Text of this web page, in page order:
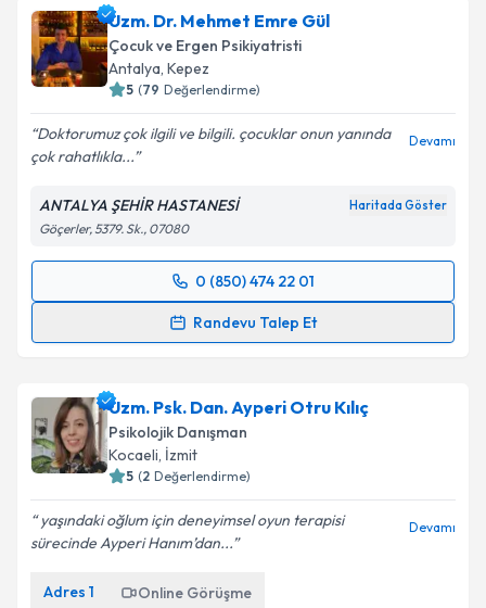
Uzm. Dr. Mehmet Emre Gül
Çocuk ve Ergen Psikiyatristi
Antalya, Kepez
5 (79 Değerlendirme)
Doktorumuz çok ilgili ve bilgili. çocuklar onun yanında
çok rahatlıkla...
Devamı
ANTALYA ŞEHİR HASTANESİ Haritada Göster
Göçerler, 5379. Sk., 07080
0 (850) 474 22 01
Randevu Talep Et
Randevu Takvimi Talebi
için bir takvim hazırlandığında e-posta ile
bilgilendireceğiz.
E-posta Adresiniz
Metni'ni okudum ve kişisel verilerimin belirtilen
Uzm. Psk. Dan. Ayperi Otru Kılıç
Psikolojik Danışman
Kocaeli, İzmit
5 (2 Değerlendirme)
yaşındaki oğlum için deneyimsel oyun terapisi
sürecinde Ayperi Hanım’dan...
Devamı
Adres 1 Online Görüşme